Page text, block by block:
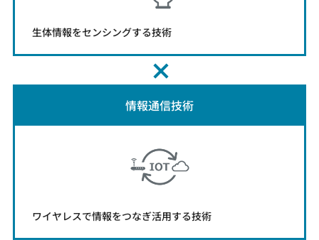
生体情報をセンシングする技術
情報通信技術
ワイヤレスで情報をつなぎ活用する技術